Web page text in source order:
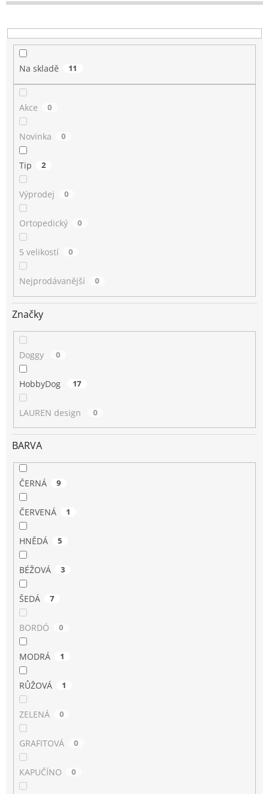
t
Na skladě 11
Akce 0
Novinka 0
Tip 2
Výprodej 0
Ortopedický 0
5 velikostí 0
Nejprodávanější 0
Značky
Doggy 0
HobbyDog 17
LAUREN design 0
BARVA
ČERNÁ 9
ČERVENÁ 1
HNĚDÁ 5
BÉŽOVÁ 3
ŠEDÁ 7
BORDÓ 0
MODRÁ 1
RŮŽOVÁ 1
ZELENÁ 0
GRAFITOVÁ 0
KAPUČÍNO 0